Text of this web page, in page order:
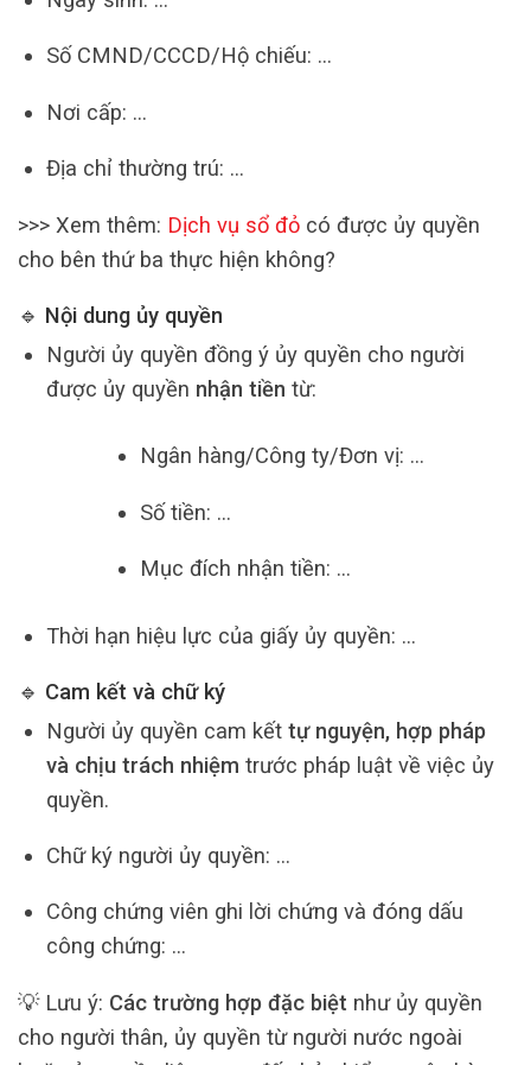
Số CMND/CCCD/Hộ chiếu: …
Nơi cấp: …
Địa chỉ thường trú: …
>>> Xem thêm: Dịch vụ sổ đỏ có được ủy quyền
cho bên thứ ba thực hiện không?
🔹 Nội dung ủy quyền
Người ủy quyền đồng ý ủy quyền cho người
được ủy quyền nhận tiền từ:
Ngân hàng/Công ty/Đơn vị: …
Số tiền: …
Mục đích nhận tiền: …
Thời hạn hiệu lực của giấy ủy quyền: …
🔹 Cam kết và chữ ký
Người ủy quyền cam kết tự nguyện, hợp pháp
và chịu trách nhiệm trước pháp luật về việc ủy
quyền.
Chữ ký người ủy quyền: …
Công chứng viên ghi lời chứng và đóng dấu
công chứng: …
💡 Lưu ý: Các trường hợp đặc biệt như ủy quyền
cho người thân, ủy quyền từ người nước ngoài